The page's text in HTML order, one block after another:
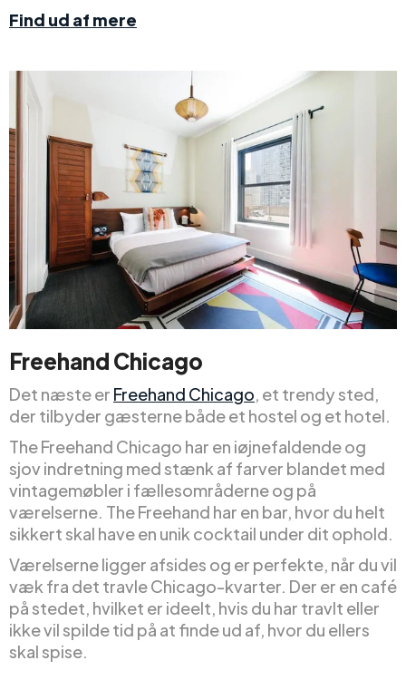
Find ud af mere
Freehand Chicago
Det næste er Freehand Chicago, et trendy sted,
der tilbyder gæsterne både et hostel og et hotel.
The Freehand Chicago har en iøjnefaldende og
sjov indretning med stænk af farver blandet med
vintagemøbler i fællesområderne og på
værelserne. The Freehand har en bar, hvor du helt
sikkert skal have en unik cocktail under dit ophold.
Værelserne ligger afsides og er perfekte, når du vil
væk fra det travle Chicago-kvarter. Der er en café
på stedet, hvilket er ideelt, hvis du har travlt eller
ikke vil spilde tid på at finde ud af, hvor du ellers
skal spise.